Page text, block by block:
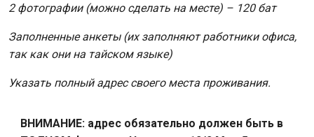
2 фотографии (можно сделать на месте) – 120 бат
Заполненные анкеты (их заполняют работники офиса,
так как они на тайском языке)
Указать полный адрес своего места проживания.
ВНИМАНИЕ: адрес обязательно должен быть в